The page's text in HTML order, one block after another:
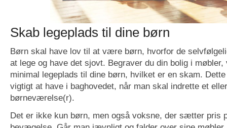
Skab legeplads til dine børn
Børn skal have lov til at være børn, hvorfor de
at lege og have det sjovt. Begraver du din bolig i
minimal legeplads til dine børn, hvilket er en skam.
vigtigt at have i baghovedet, når man skal indrette et
børneværelse(r).
Det er ikke kun børn, men også voksne, der sætter pris